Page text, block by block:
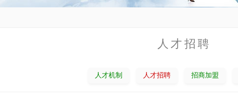
人才招聘
人才机制 人才招聘 招商加盟